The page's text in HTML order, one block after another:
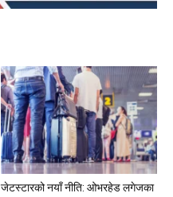
जेटस्टारको नयाँ नीति: ओभरहेड लगेजका